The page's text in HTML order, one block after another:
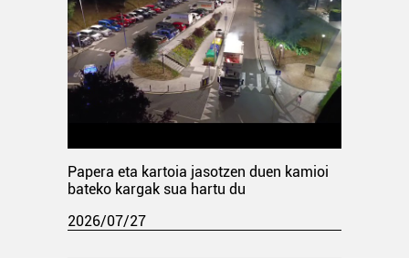
Papera eta kartoia jasotzen duen kamioi
bateko kargak sua hartu du
2026/07/27